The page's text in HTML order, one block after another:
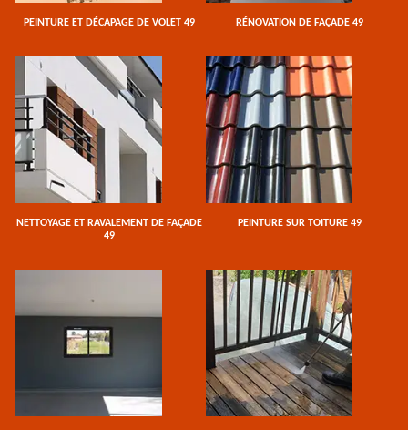
PEINTURE ET DÉCAPAGE DE VOLET 49 RÉNOVATION DE FAÇADE 49
NETTOYAGE ET RAVALEMENT DE FAÇADE
49
PEINTURE SUR TOITURE 49